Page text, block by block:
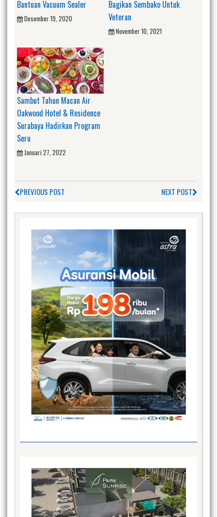
Bantuan Vacuum Sealer
Desember 19, 2020
Bagikan Sembako Untuk
Veteran
November 10, 2021
Sambut Tahun Macan Air
Oakwood Hotel & Residence
Surabaya Hadirkan Program
Seru
Januari 27, 2022
PREVIOUS POST NEXT POST